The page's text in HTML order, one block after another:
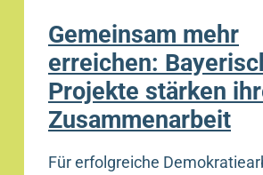
Gemeinsam mehr
erreichen:
Projekte stärken
Zusammenarbeit
Für erfolgreiche